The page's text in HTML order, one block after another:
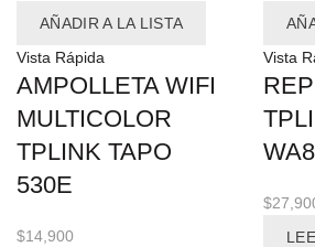
AÑADIR A LA LISTA
Vista Rápida
AMPOLLETA WIFI
MULTICOLOR
TPLINK TAPO
530E
$14,900
Vista
$